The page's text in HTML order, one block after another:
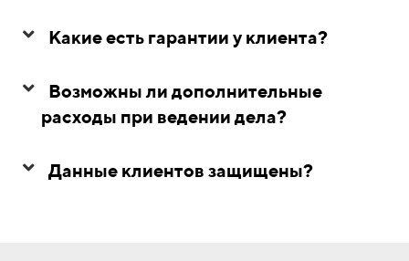
Какие есть гарантии у клиента?
Возможны ли дополнительные
расходы при ведении дела?
Данные клиентов защищены?